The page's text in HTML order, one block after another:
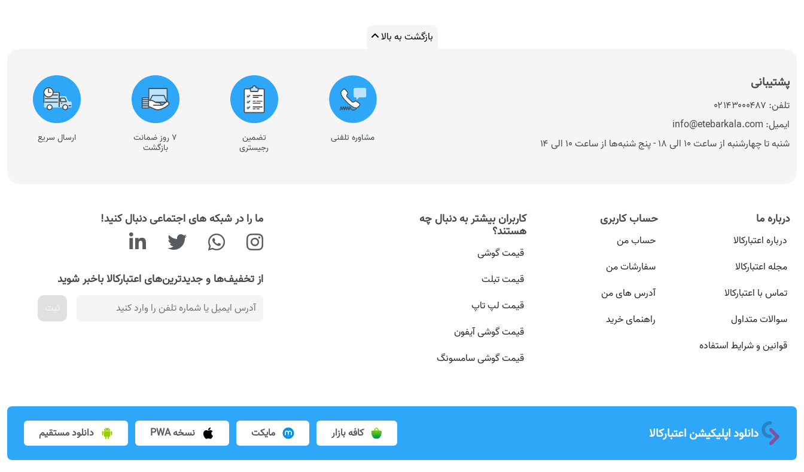
بازگشت به بالا
پشتیبانی
تلفن: ۰۲۱۴۳۰۰۰۴۸۷
ایمیل: info@etebarkala.com
شنبه تا چهارشنبه از ساعت ۱۰ الی ۱۸ - پنج شنبه‌ها از ساعت ۱۰ الی ۱۴
مشاوره تلفنی تضمین
رجیستری
۷ روز ضمانت
بازگشت
ارسال سریع
درباره ما
درباره اعتبارکالا
مجله اعتبارکالا
تماس با اعتبارکالا
سوالات متداول
قوانین و شرایط استفاده
حساب کاربری
حساب من
سفارشات من
آدرس های من
راهنمای خرید
کاربران بیشتر به دنبال چه
هستند؟
قیمت گوشی
قیمت تبلت
قیمت لپ تاپ
قیمت گوشی آیفون
قیمت گوشی سامسونگ
ما را در شبکه های اجتماعی دنبال کنید!
از تخفیف‌ها و جدیدترین‌های اعتبارکالا باخبر شوید
ثبت
دانلود اپلیکیشن اعتبارکالا کافه بازار مایکت نسخه PWA دانلود مستقیم